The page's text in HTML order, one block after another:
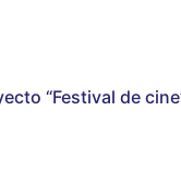
“Festival de